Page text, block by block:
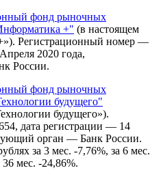
фонд рыночных
+" (в настоящем
Регистрационный номер —
2020 года,
России.
фонд рыночных
будущего"
будущего»).
дата регистрации — 14
орган — Банк России.
за 3 мес. -7,76%, за 6 мес.
36 мес. -24,86%.